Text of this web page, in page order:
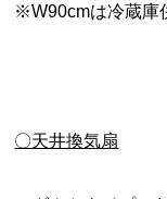
※W90cmは冷蔵庫
〇天井換気扇